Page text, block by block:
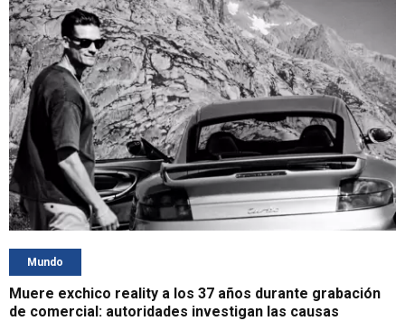
Mundo
Muere exchico reality a los 37 años durante grabación
de comercial: autoridades investigan las causas